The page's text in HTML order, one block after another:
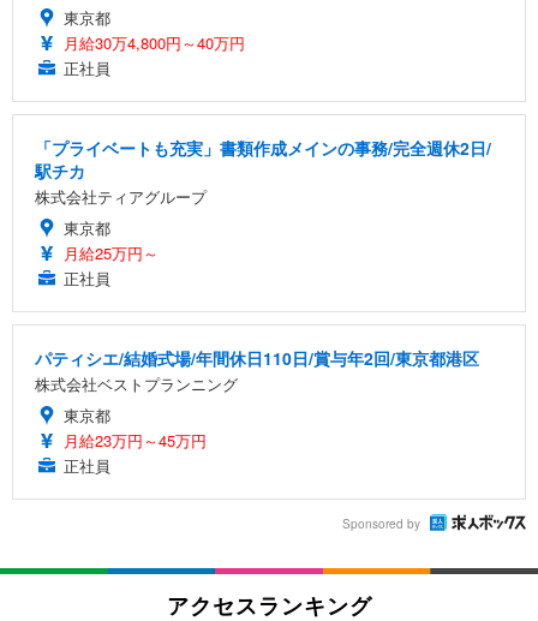
東京都
月給30万4,800円～40万円
正社員
「プライベートも充実」書類作成メインの事務/完全週休2日/
駅チカ
株式会社ティアグループ
東京都
月給25万円～
正社員
パティシエ/結婚式場/年間休日110日/賞与年2回/東京都港区
株式会社ベストプランニング
東京都
月給23万円～45万円
正社員
Sponsored by
アクセスランキング